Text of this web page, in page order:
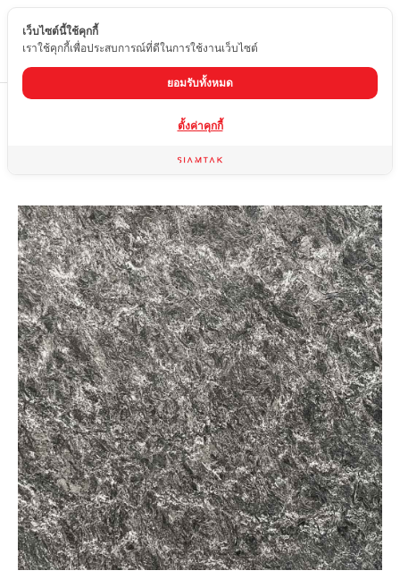
TH
หินแกรนิต
เว็บไซต์นี้ใช้คุกกี้
เราใช้คุกกี้เพื่อประสบการณ์ที่ดีในการใช้งานเว็บไซต์
ยอมรับทั้งหมด
ตั้งค่าคุกกี้